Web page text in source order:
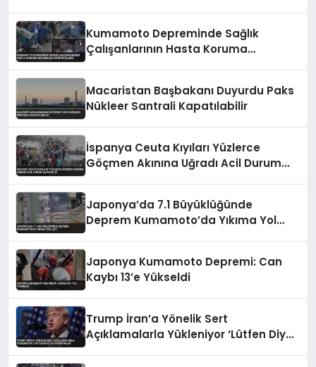
Kumamoto Depreminde Sağlık
Çalışanlarının Hasta Koruma
Macaristan Başbakanı Duyurdu Paks
Nükleer Santrali Kapatılabilir
İspanya Ceuta Kıyıları Yüzlerce
Göçmen Akınına Uğradı Acil Durum
Japonya’da 7.1 Büyüklüğünde
Deprem Kumamoto’da Yıkıma Yol
Japonya Kumamoto Depremi: Can
Kaybı 13’e Yükseldi
Trump İran’a Yönelik Sert
Açıklamalarla Yükleniyor ‘Lütfen Diye